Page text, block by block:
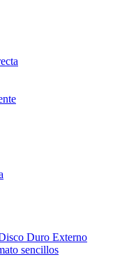
Duro Externo
sencillos